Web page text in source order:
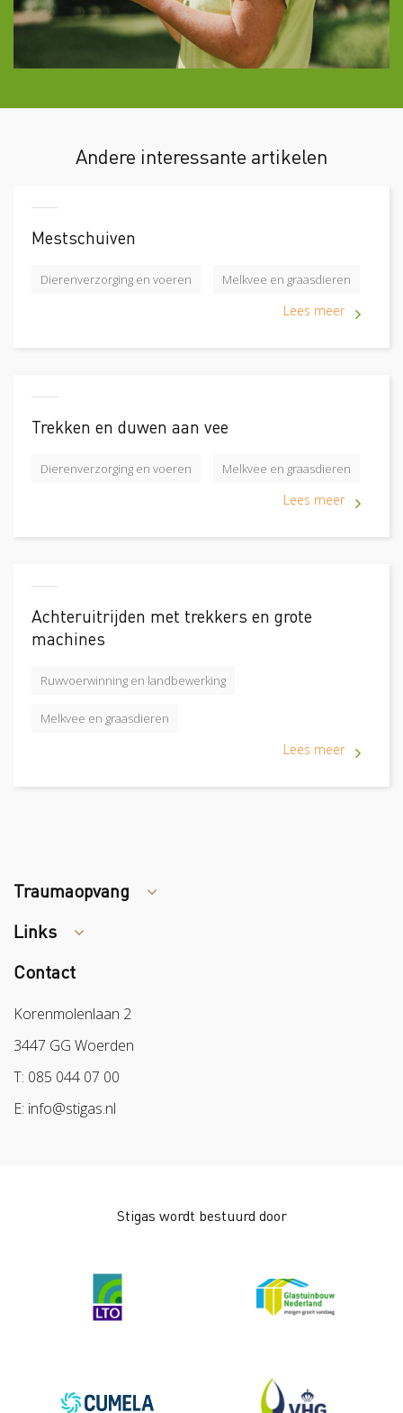
Andere interessante artikelen
Mestschuiven
Dierenverzorging en voeren Melkvee en graasdieren
Lees meer
Trekken en duwen aan vee
Dierenverzorging en voeren Melkvee en graasdieren
Lees meer
Achteruitrijden met trekkers en grote
machines
Ruwvoerwinning en landbewerking
Melkvee en graasdieren
Lees meer
Traumaopvang
Tips arbocatalogus?
Links
Colland
Sazas
BPL
Arbeidsmarkt
Contact
Korenmolenlaan 2
3447 GG Woerden
T: 085 044 07 00
E: info@stigas.nl
Stigas wordt bestuurd door